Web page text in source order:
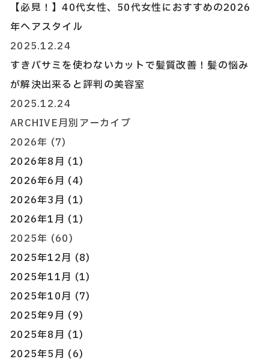
【必見！】40代女性、50代女性におすすめの2026
年ヘアスタイル
2025.12.24
すきバサミを使わないカットで髪質改善！髪の悩み
が解決出来ると評判の美容室
2025.12.24
ARCHIVE月別アーカイブ
2026年 (7)
2026年8月 (1)
2026年6月 (4)
2026年3月 (1)
2026年1月 (1)
2025年 (60)
2025年12月 (8)
2025年11月 (1)
2025年10月 (7)
2025年9月 (9)
2025年8月 (1)
2025年5月 (6)